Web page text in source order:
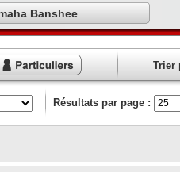
Banshee
Trier
Résultats par page :